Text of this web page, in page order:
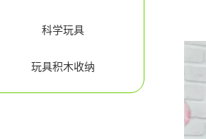
科学玩具
玩具积木收纳